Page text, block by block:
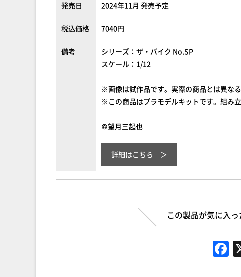
発売日 2024年11月 発売予定
税込価格 7040円
備考
シリーズ：ザ・バイク No.SP
スケール：1/12
※画像は試作品です。実際の商品とは異なる
※この商品はプラモデルキットです。組み
©望月三起也
詳細はこちら
この製品が気に入
F
a